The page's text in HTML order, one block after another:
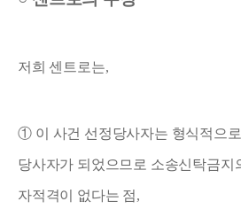
저희 센트로는,
① 이 사건 선정당사자는 형식적으
당사자가 되었으므로 소송신탁금지
자적격이 없다는 점,